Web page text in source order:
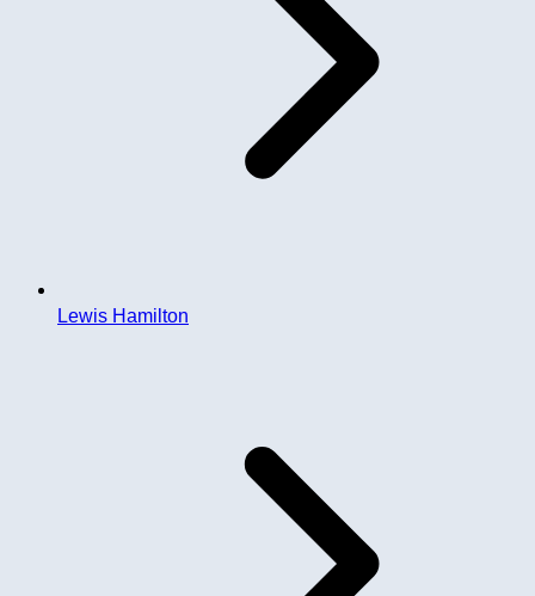
Lewis Hamilton